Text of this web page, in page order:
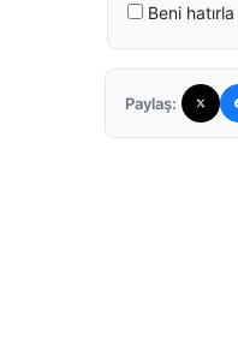
Beni hatırla
Paylaş: